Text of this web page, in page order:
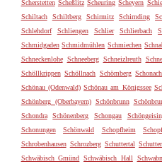
Scherstetten Scheßlitz Scheuring Scheyern
Schiltach
Schiltberg Schirmitz Schirnding
Schlehdorf
Schliengen Schlier Schlierbach
Schmidgaden Schmidmühlen Schmiechen
Schneckenlohe Schneeberg Schneizlreuth
Schöllkrippen Schöllnach Schömberg Schonach
Schönau (Odenwald) Schönau am Königssee
Schönberg (Oberbayern) Schönbrunn
Schondra
Schönenberg Schongau
Schonungen
Schönwald Schopfheim
Schrobenhausen Schrozberg Schuttertal
Schwäbisch Gmünd Schwäbisch Hall